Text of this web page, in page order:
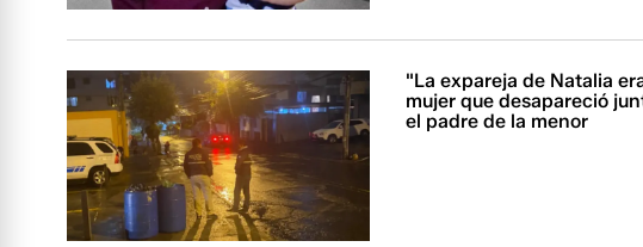
"La expareja de Natalia
mujer que desapareció
el padre de la menor